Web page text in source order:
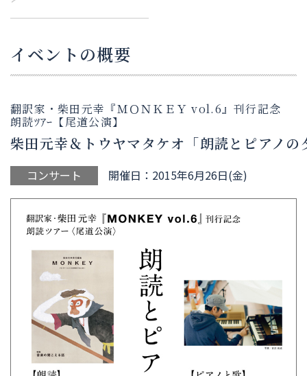
イベントの概要
翻訳家・柴田元幸『ＭＯＮＫＥＹ vol.6』刊行記念
朗読ﾂｱｰ【尾道公演】
柴田元幸＆トウヤマタケオ「朗読とピアノの
コンサート 開催日：2015年6月26日(金)